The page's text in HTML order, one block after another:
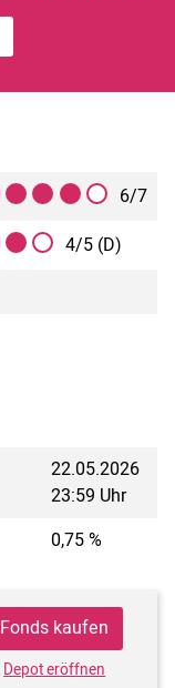
6/7
4/5 (D)
22.05.2026
23:59 Uhr
0,75 %
Fonds kaufen
Depot eröffnen